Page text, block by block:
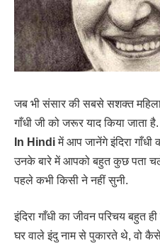
जब भी संसार की सबसे सशक्त
गाँधी जी को जरूर याद किया जाता है.
In Hindiमें आप जानेंगे इंदिरा गाँधी
उनके बारे में आपको बहुत कुछ पता
पहले कभी किसी ने नहीं सुनी.
इंदिरा गाँधी का जीवन परिचय बहुत
घर वाले इंदु नाम से पुकारते थे, वो